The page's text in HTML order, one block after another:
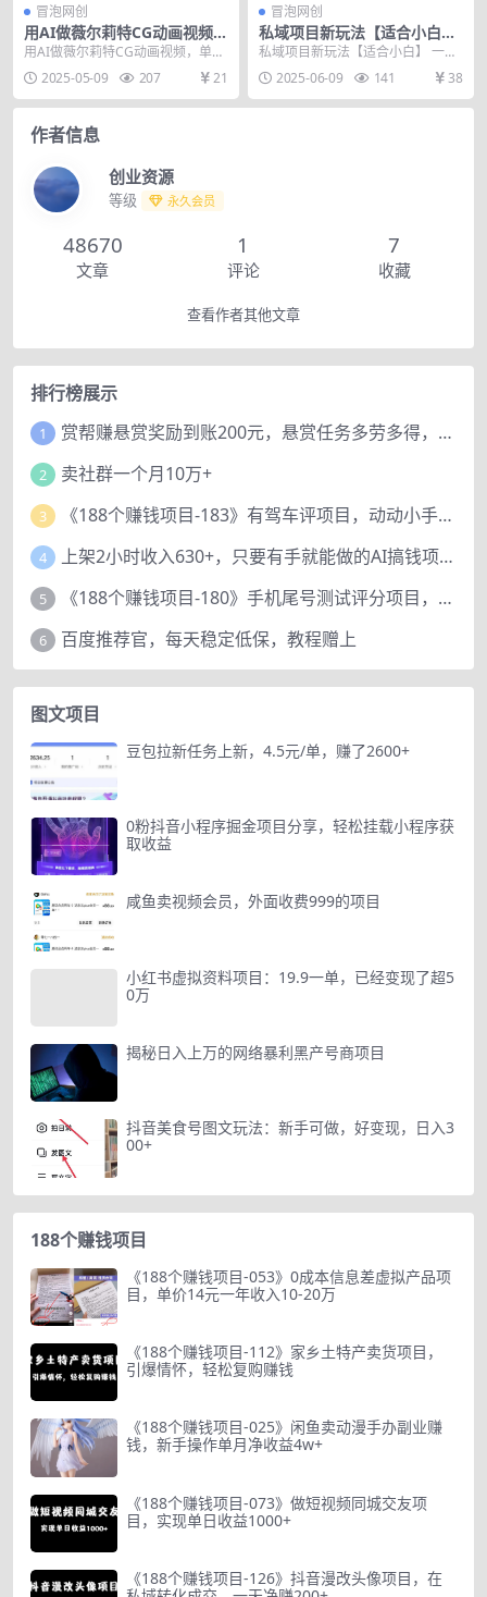
冒泡网创
用AI做薇尔莉特CG动画视频，
单条视频破100W赞，23条作
用AI做薇尔莉特CG动画视频，单条
视频破100W赞，23条作品涨粉7.2
W，涨粉...
2025-05-09 207 21
冒泡网创
私域项目新玩法【适合小白】
一单收费88.每天稳定收益几张
私域项目新玩法【适合小白】 一单
收费88.每天稳定收益几张 项目介
绍： 私域小项...
2025-06-09 141 38
作者信息
创业资源
等级 永久会员
48670
文章
1
评论
7
收藏
查看作者其他文章
排行榜展示
1 赏帮赚悬赏奖励到账200元，悬赏任务多劳多得，人人可做。
2 卖社群一个月10万+
3 《188个赚钱项目-183》有驾车评项目，动动小手，复制粘贴赚44元！
4 上架2小时收入630+，只要有手就能做的AI搞钱项目，奶奶看完都能学会!
5 《188个赚钱项目-180》手机尾号测试评分项目，短视频直播日赚200+
6 百度推荐官，每天稳定低保，教程赠上
图文项目
豆包拉新任务上新，4.5元/单，赚了2600+
0粉抖音小程序掘金项目分享，轻松挂载小程序获
取收益
咸鱼卖视频会员，外面收费999的项目
小红书虚拟资料项目：19.9一单，已经变现了超5
0万
揭秘日入上万的网络暴利黑产号商项目
抖音美食号图文玩法：新手可做，好变现，日入3
00+
188个赚钱项目
《188个赚钱项目-053》0成本信息差虚拟产品项
目，单价14元一年收入10-20万
《188个赚钱项目-112》家乡土特产卖货项目，
引爆情怀，轻松复购赚钱
《188个赚钱项目-025》闲鱼卖动漫手办副业赚
钱，新手操作单月净收益4w+
《188个赚钱项目-073》做短视频同城交友项
目，实现单日收益1000+
《188个赚钱项目-126》抖音漫改头像项目，在